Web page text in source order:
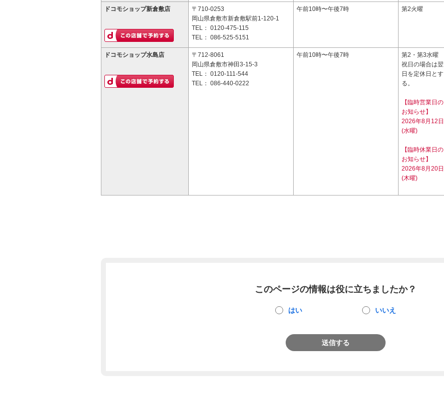
ドコモショップ新倉敷店
〒710-0253
岡山県倉敷市新倉敷駅前1-120-1
TEL： 0120-475-115
TEL： 086-525-5151
午前10時〜午後7時 第2火曜
ドコモショップ水島店
〒712-8061
岡山県倉敷市神田3-15-3
TEL： 0120-111-544
TEL： 086-440-0222
午前10時〜午後7時
第2・第3水曜
祝日の場合は翌
日を定休日とす
る。
【臨時営業日の
お知らせ】
2026年8月12日
(水曜)
【臨時休業日の
お知らせ】
2026年8月20日
(木曜)
このページの情報は役に立ちましたか？
はい いいえ
送信する